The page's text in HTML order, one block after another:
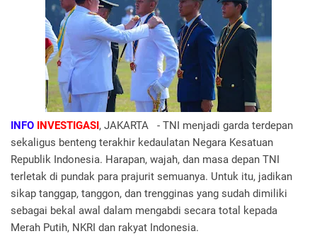
INFO INVESTIGASI , JAKARTA - TNI menjadi garda terdepan
sekaligus benteng terakhir kedaulatan Negara Kesatuan
Republik Indonesia. Harapan, wajah, dan masa depan TNI
terletak di pundak para prajurit semuanya. Untuk itu, jadikan
sikap tanggap, tanggon, dan trengginas yang sudah dimiliki
sebagai bekal awal dalam mengabdi secara total kepada
Merah Putih, NKRI dan rakyat Indonesia.